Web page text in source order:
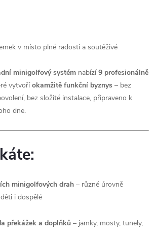
v místo plné radosti a soutěživé
minigolfový systém nabízí9 profesionálně
vytvoříokamžitě funkční byznys – bez
bez složité instalace, připraveno k
dne.
minigolfových drah – různé úrovně
i dospělé
překážek a doplňků – jamky, mosty, tunely,